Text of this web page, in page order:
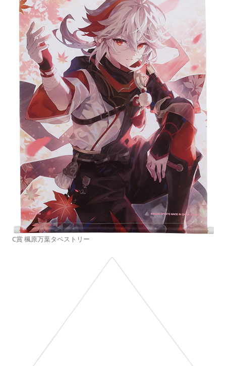
C賞 楓原万葉タペストリー